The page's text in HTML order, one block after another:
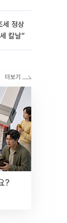
세 정상
칼날”
?